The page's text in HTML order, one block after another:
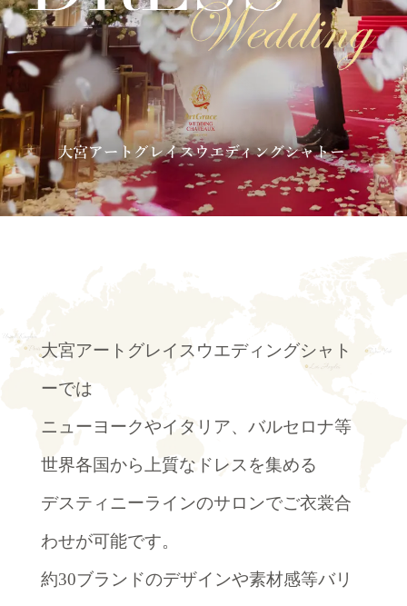
料理 ドレス
CONCEPT
コンセプト
ACCESS
GUEST
ご列席者の皆さまへ
QA
よくあるご質問
SUPPORT
お手伝い
大宮アートグレイスウエディングシャト
ーでは
ニューヨークやイタリア、バルセロナ等
世界各国から上質なドレスを集める
デスティニーラインのサロンでご衣裳合
わせが可能です。
約30ブランドのデザインや素材感等バリ